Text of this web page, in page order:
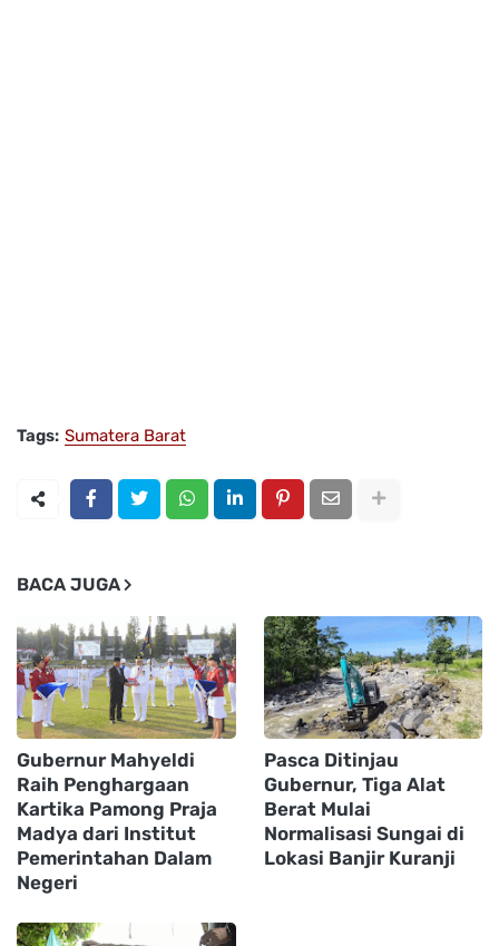
Tags: Sumatera Barat
BACA JUGA
Gubernur Mahyeldi
Raih Penghargaan
Kartika Pamong Praja
Madya dari Institut
Pemerintahan Dalam
Negeri
Pasca Ditinjau
Gubernur, Tiga Alat
Berat Mulai
Normalisasi Sungai di
Lokasi Banjir Kuranji